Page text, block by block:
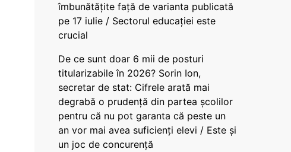
îmbunătățite față de varianta publicată
pe 17 iulie / Sectorul educației este
crucial
De ce sunt doar 6 mii de posturi
titularizabile în 2026? Sorin Ion,
secretar de stat: Cifrele arată mai
degrabă o prudență din partea școlilor
pentru că nu pot garanta că peste un
an vor mai avea suficienți elevi / Este și
un joc de concurență